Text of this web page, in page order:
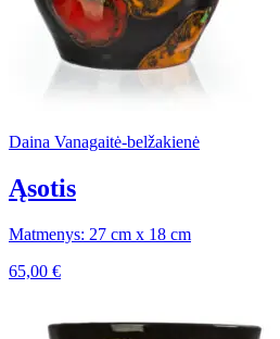
Daina Vanagaitė-belžakienė
Ąsotis
Matmenys: 27 cm x 18 cm
65,00 €